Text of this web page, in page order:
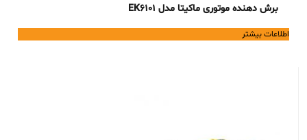
برش دهنده موتوری ماکیتا مدل EK6101
اطلاعات بیشتر